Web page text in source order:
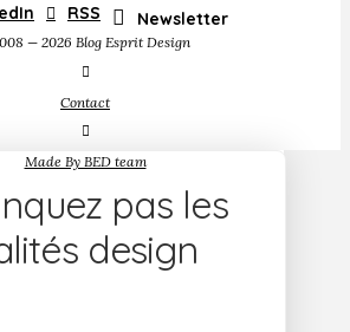
RSS Newsletter
— 2026 Blog Esprit Design
Contact
Made By BED team
pas les
design